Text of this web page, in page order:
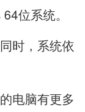
位系统。
时，系统依
电脑有更多